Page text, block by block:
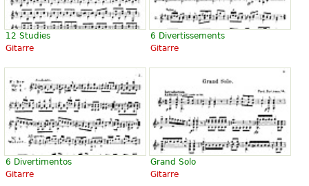
12 Studies
Gitarre
6 Divertissements
Gitarre
6 Divertimentos
Gitarre
Grand Solo
Gitarre